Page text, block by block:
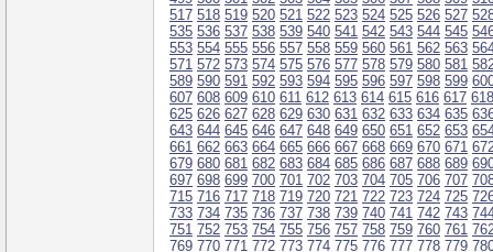
517 518 519 520 521 522 523 524 525 526 527
535 536 537 538 539 540 541 542 543 544 545
553 554 555 556 557 558 559 560 561 562 563
571 572 573 574 575 576 577 578 579 580 581
589 590 591 592 593 594 595 596 597 598 599
607 608 609 610 611 612 613 614 615 616 617 618
625 626 627 628 629 630 631 632 633 634 635
643 644 645 646 647 648 649 650 651 652 653
661 662 663 664 665 666 667 668 669 670 671
679 680 681 682 683 684 685 686 687 688 689
697 698 699 700 701 702 703 704 705 706 707
715 716 717 718 719 720 721 722 723 724 725
733 734 735 736 737 738 739 740 741 742 743
751 752 753 754 755 756 757 758 759 760 761
769 770 771 772 773 774 775 776 777 778 779